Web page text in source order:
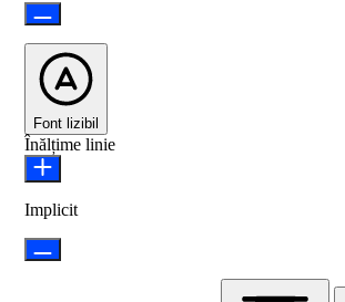
Font lizibil
Înălțime linie
Implicit